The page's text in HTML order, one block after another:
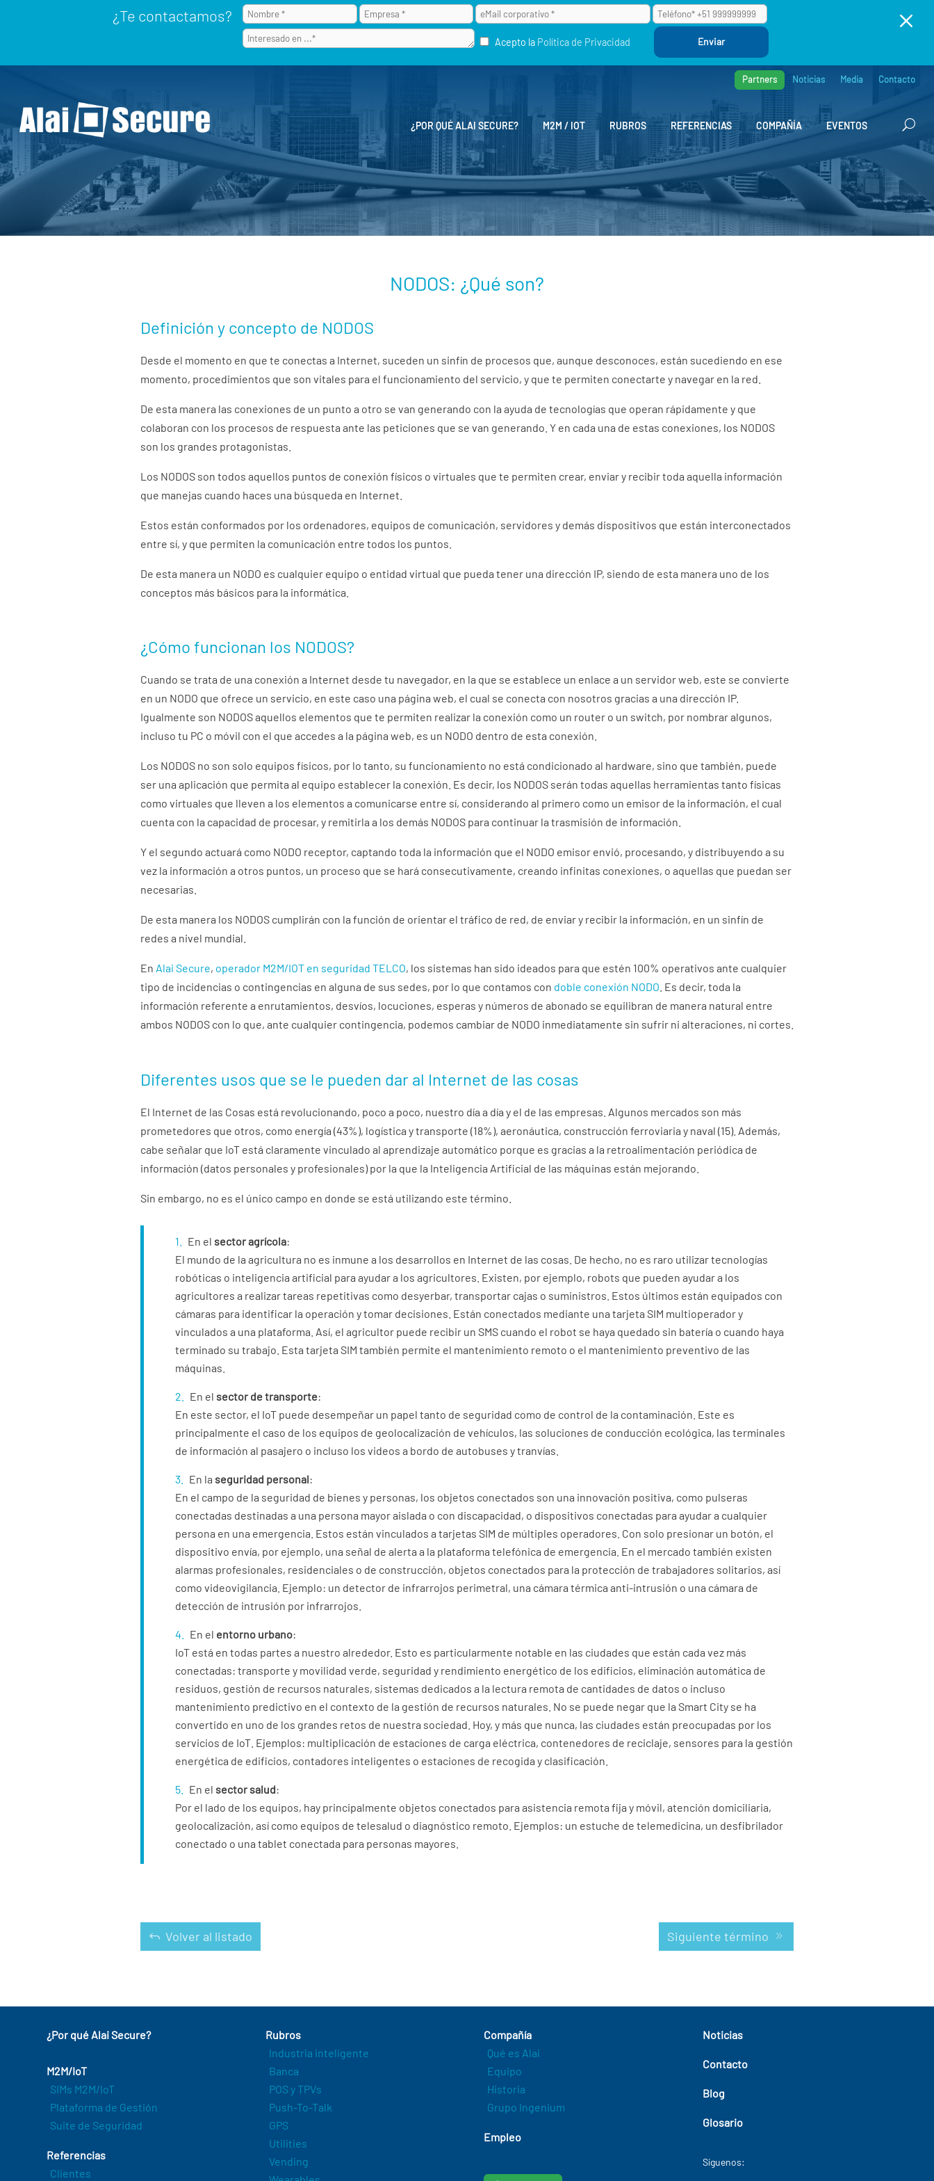
¿Te contactamos?
Acepto la Política de Privacidad
M
Partners Noticias Media Contacto
¿POR QUÉ ALAI SECURE? M2M / IOT RUBROS REFERENCIAS COMPAÑÍA EVENTOS
NODOS: ¿Qué son?
Definición y concepto de NODOS
Desde el momento en que te conectas a Internet, suceden un sinfín de procesos que, aunque desconoces, están sucediendo en ese
momento, procedimientos que son vitales para el funcionamiento del servicio, y que te permiten conectarte y navegar en la red.
De esta manera las conexiones de un punto a otro se van generando con la ayuda de tecnologías que operan rápidamente y que
colaboran con los procesos de respuesta ante las peticiones que se van generando. Y en cada una de estas conexiones, los NODOS
son los grandes protagonistas.
Los NODOS son todos aquellos puntos de conexión físicos o virtuales que te permiten crear, enviar y recibir toda aquella información
que manejas cuando haces una búsqueda en Internet.
Estos están conformados por los ordenadores, equipos de comunicación, servidores y demás dispositivos que están interconectados
entre sí, y que permiten la comunicación entre todos los puntos.
De esta manera un NODO es cualquier equipo o entidad virtual que pueda tener una dirección IP, siendo de esta manera uno de los
conceptos más básicos para la informática.
¿Cómo funcionan los NODOS?
Cuando se trata de una conexión a Internet desde tu navegador, en la que se establece un enlace a un servidor web, este se convierte
en un NODO que ofrece un servicio, en este caso una página web, el cual se conecta con nosotros gracias a una dirección IP.
Igualmente son NODOS aquellos elementos que te permiten realizar la conexión como un router o un switch, por nombrar algunos,
incluso tu PC o móvil con el que accedes a la página web, es un NODO dentro de esta conexión.
Los NODOS no son solo equipos físicos, por lo tanto, su funcionamiento no está condicionado al hardware, sino que también, puede
ser una aplicación que permita al equipo establecer la conexión. Es decir, los NODOS serán todas aquellas herramientas tanto físicas
como virtuales que lleven a los elementos a comunicarse entre sí, considerando al primero como un emisor de la información, el cual
cuenta con la capacidad de procesar, y remitirla a los demás NODOS para continuar la trasmisión de información.
Y el segundo actuará como NODO receptor, captando toda la información que el NODO emisor envió, procesando, y distribuyendo a su
vez la información a otros puntos, un proceso que se hará consecutivamente, creando infinitas conexiones, o aquellas que puedan ser
necesarias.
De esta manera los NODOS cumplirán con la función de orientar el tráfico de red, de enviar y recibir la información, en un sinfín de
redes a nivel mundial.
En Alai Secure, operador M2M/IOT en seguridad TELCO, los sistemas han sido ideados para que estén 100% operativos ante cualquier
tipo de incidencias o contingencias en alguna de sus sedes, por lo que contamos con doble conexión NODO . Es decir, toda la
información referente a enrutamientos, desvíos, locuciones, esperas y números de abonado se equilibran de manera natural entre
ambos NODOS con lo que, ante cualquier contingencia, podemos cambiar de NODO inmediatamente sin sufrir ni alteraciones, ni cortes.
Diferentes usos que se le pueden dar al Internet de las cosas
El Internet de las Cosas está revolucionando, poco a poco, nuestro día a día y el de las empresas. Algunos mercados son más
prometedores que otros, como energía (43%), logística y transporte (18%), aeronáutica, construcción ferroviaria y naval (15). Además,
cabe señalar que IoT está claramente vinculado al aprendizaje automático porque es gracias a la retroalimentación periódica de
información (datos personales y profesionales) por la que la Inteligencia Artificial de las máquinas están mejorando.
Sin embargo, no es el único campo en donde se está utilizando este término.
En el sector agrícola:
El mundo de la agricultura no es inmune a los desarrollos en Internet de las cosas. De hecho, no es raro utilizar tecnologías
robóticas o inteligencia artificial para ayudar a los agricultores. Existen, por ejemplo, robots que pueden ayudar a los
agricultores a realizar tareas repetitivas como desyerbar, transportar cajas o suministros. Estos últimos están equipados con
cámaras para identificar la operación y tomar decisiones. Están conectados mediante una tarjeta SIM multioperador y
vinculados a una plataforma. Así, el agricultor puede recibir un SMS cuando el robot se haya quedado sin batería o cuando haya
terminado su trabajo. Esta tarjeta SIM también permite el mantenimiento remoto o el mantenimiento preventivo de las
máquinas.
En el sector de transporte:
En este sector, el IoT puede desempeñar un papel tanto de seguridad como de control de la contaminación. Este es
principalmente el caso de los equipos de geolocalización de vehículos, las soluciones de conducción ecológica, las terminales
de información al pasajero o incluso los videos a bordo de autobuses y tranvías.
En la seguridad personal:
En el campo de la seguridad de bienes y personas, los objetos conectados son una innovación positiva, como pulseras
conectadas destinadas a una persona mayor aislada o con discapacidad, o dispositivos conectadas para ayudar a cualquier
persona en una emergencia. Estos están vinculados a tarjetas SIM de múltiples operadores. Con solo presionar un botón, el
dispositivo envía, por ejemplo, una señal de alerta a la plataforma telefónica de emergencia. En el mercado también existen
alarmas profesionales, residenciales o de construcción, objetos conectados para la protección de trabajadores solitarios, así
como videovigilancia. Ejemplo: un detector de infrarrojos perimetral, una cámara térmica anti-intrusión o una cámara de
detección de intrusión por infrarrojos.
En el entorno urbano:
IoT está en todas partes a nuestro alrededor. Esto es particularmente notable en las ciudades que están cada vez más
conectadas: transporte y movilidad verde, seguridad y rendimiento energético de los edificios, eliminación automática de
residuos, gestión de recursos naturales, sistemas dedicados a la lectura remota de cantidades de datos o incluso
mantenimiento predictivo en el contexto de la gestión de recursos naturales. No se puede negar que la Smart City se ha
convertido en uno de los grandes retos de nuestra sociedad. Hoy, y más que nunca, las ciudades están preocupadas por los
servicios de IoT. Ejemplos: multiplicación de estaciones de carga eléctrica, contenedores de reciclaje, sensores para la gestión
energética de edificios, contadores inteligentes o estaciones de recogida y clasificación.
En el sector salud:
Por el lado de los equipos, hay principalmente objetos conectados para asistencia remota fija y móvil, atención domiciliaria,
geolocalización, así como equipos de telesalud o diagnóstico remoto. Ejemplos: un estuche de telemedicina, un desfibrilador
conectado o una tablet conectada para personas mayores.
Volver al listado Siguiente término
¿Por qué Alai Secure?
M2M/IoT
SIMs M2M/IoT
Plataforma de Gestión
Suite de Seguridad
Referencias
Clientes
Rubros
Industria inteligente
Banca
POS y TPVs
Push-To-Talk
GPS
Utilities
Vending
Compañía
Qué es Alai
Equipo
Historia
Grupo Ingenium
Empleo
Noticias
Contacto
Blog
Glosario
Síguenos: